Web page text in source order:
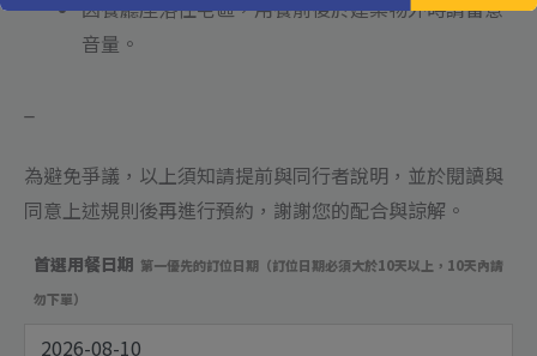
因餐廳座落住宅區，用餐前後於建築物外時請留意
音量。
為避免爭議，以上須知請提前與同行者說明，並於閱讀與
同意上述規則後再進行預約，謝謝您的配合與諒解。
首選用餐日期 第一優先的訂位日期（訂位日期必須大於10天以上，10天內請
勿下單）